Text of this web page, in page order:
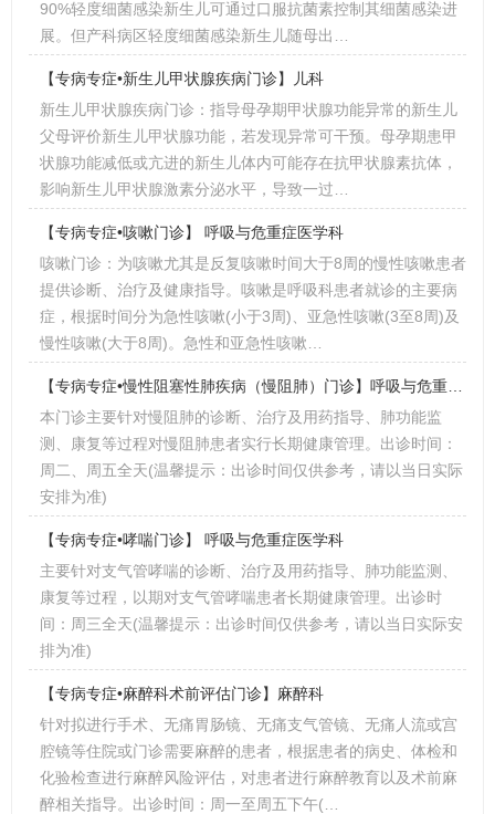
90%轻度细菌感染新生儿可通过口服抗菌素控制其细菌感染进
展。但产科病区轻度细菌感染新生儿随母出…
【专病专症•新生儿甲状腺疾病门诊】儿科
新生儿甲状腺疾病门诊：指导母孕期甲状腺功能异常的新生儿
父母评价新生儿甲状腺功能，若发现异常可干预。母孕期患甲
状腺功能减低或亢进的新生儿体内可能存在抗甲状腺素抗体，
影响新生儿甲状腺激素分泌水平，导致一过…
【专病专症•咳嗽门诊】 呼吸与危重症医学科
咳嗽门诊：为咳嗽尤其是反复咳嗽时间大于8周的慢性咳嗽患者
提供诊断、治疗及健康指导。咳嗽是呼吸科患者就诊的主要病
症，根据时间分为急性咳嗽(小于3周)、亚急性咳嗽(3至8周)及
慢性咳嗽(大于8周)。急性和亚急性咳嗽…
本门诊主要针对慢阻肺的诊断、治疗及用药指导、肺功能监
测、康复等过程对慢阻肺患者实行长期健康管理。出诊时间：
周二、周五全天(温馨提示：出诊时间仅供参考，请以当日实际
安排为准)
【专病专症•哮喘门诊】 呼吸与危重症医学科
主要针对支气管哮喘的诊断、治疗及用药指导、肺功能监测、
康复等过程，以期对支气管哮喘患者长期健康管理。出诊时
间：周三全天(温馨提示：出诊时间仅供参考，请以当日实际安
排为准)
【专病专症•麻醉科术前评估门诊】麻醉科
针对拟进行手术、无痛胃肠镜、无痛支气管镜、无痛人流或宫
腔镜等住院或门诊需要麻醉的患者，根据患者的病史、体检和
化验检查进行麻醉风险评估，对患者进行麻醉教育以及术前麻
醉相关指导。出诊时间：周一至周五下午(…